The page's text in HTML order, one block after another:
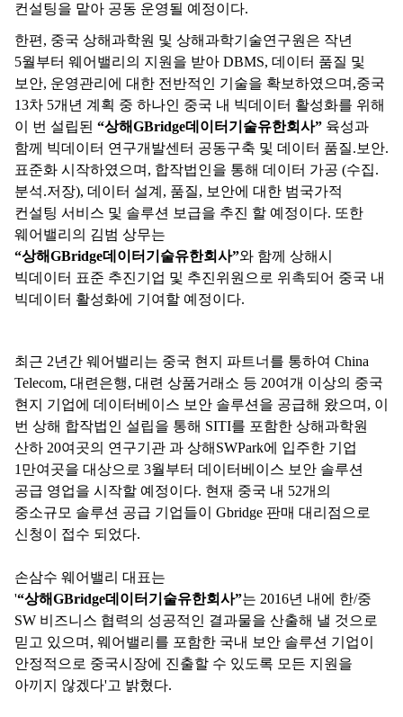
컨설팅을 맡아 공동 운영될 예정이다.
한편 , 중국 상해과학원 및 상해과학기술연구원은 작년
5월부터 웨어밸리의 지원을 받아 DBMS, 데이터 품질 및
보안, 운영관리에 대한 전반적인 기술을 확보하였으며 ,중국
13차 5개년 계획 중 하나인 중국 내 빅데이터 활성화를 위해
이 번 설립된 “상해GBridge데이터기술유한회사” 육성과
함께 빅데이터 연구개발센터 공동구축 및 데이터 품질. 보안.
표준화 시작하였으며 , 합작법인을 통해 데이터 가공 (수집.
분석.저장), 데이터 설계 , 품질, 보안에 대한 범국가적
컨설팅 서비스 및 솔루션 보급을 추진 할 예정이다. 또한
웨어밸리의 김범 상무는
“상해GBridge데이터기술유한회사”와 함께 상해시
빅데이터 표준 추진기업 및 추진위원으로 위촉되어 중국 내
빅데이터 활성화에 기여할 예정이다.
최근 2년간 웨어밸리는 중국 현지 파트너를 통하여 China
Telecom, 대련은행, 대련 상품거래소 등 20여개 이상의 중국
현지 기업에 데이터베이스 보안 솔루션을 공급해 왔으며 , 이
번 상해 합작법인 설립을 통해 SITI를 포함한 상해과학원
산하 20여곳의 연구기관 과 상해 SWPark에 입주한 기업
1 만여곳을 대상으로 3월부터 데이터베이스 보안 솔루션
공급 영업을 시작할 예정이다. 현재 중국 내 52개의
중소규모 솔루션 공급 기업들이
Gbridge 판매 대리점으로
신청이 접수 되었다.
손삼수 웨어밸리 대표는
'“상해GBridge데이터기술유한회사”는 2016년 내에 한/중
SW 비즈니스 협력의 성공적인 결과물을 산출해 낼 것으로
믿고 있으며 , 웨어밸리를 포함한 국내 보안 솔루션 기업이
안정적으로 중국시장에 진출할 수 있도록 모든 지원을
아끼지 않겠다'고 밝혔다.